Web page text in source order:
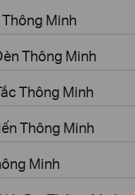
Minh
Thông Minh
Thông Minh
Thông Minh
Minh